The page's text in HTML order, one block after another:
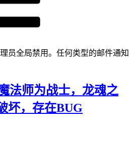
员全局禁用。任何类型的邮件通知
法师为战士，龙魂之
坏，存在BUG